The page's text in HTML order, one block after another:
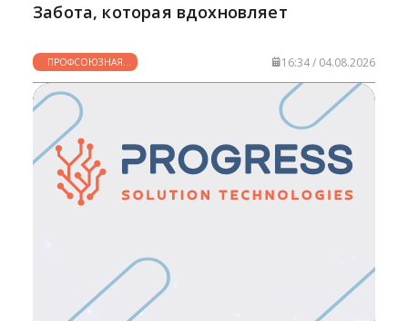
Забота, которая вдохновляет
ПРОФСОЮЗНАЯ
ЖИЗНЬ
16:34 / 04.08.2026